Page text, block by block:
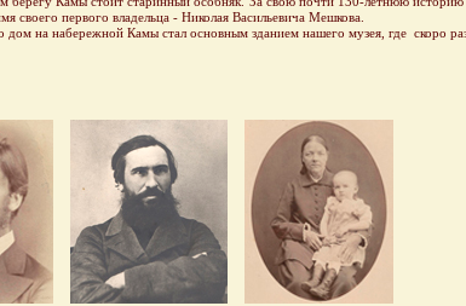
своего первого владельца - Николая Васильевича Мешкова.
на набережной Камы стал основным зданием нашего музея, где скоро